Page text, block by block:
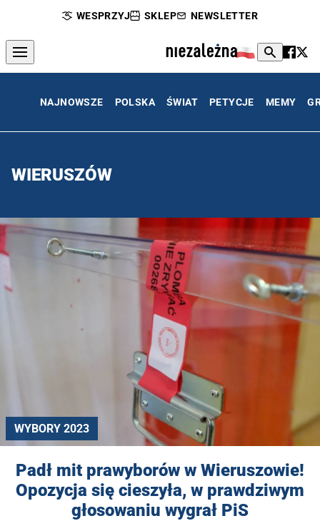
WESPRZYJ SKLEP NEWSLETTER
NAJNOWSZE POLSKA ŚWIAT PETYCJE MEMY
WIERUSZÓW
WYBORY 2023
Padł mit prawyborów w Wieruszowie!
Opozycja się cieszyła, w prawdziwym
głosowaniu wygrał PiS